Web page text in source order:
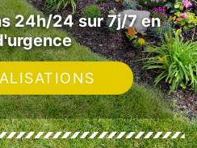
24h/24 sur 7j/7 en